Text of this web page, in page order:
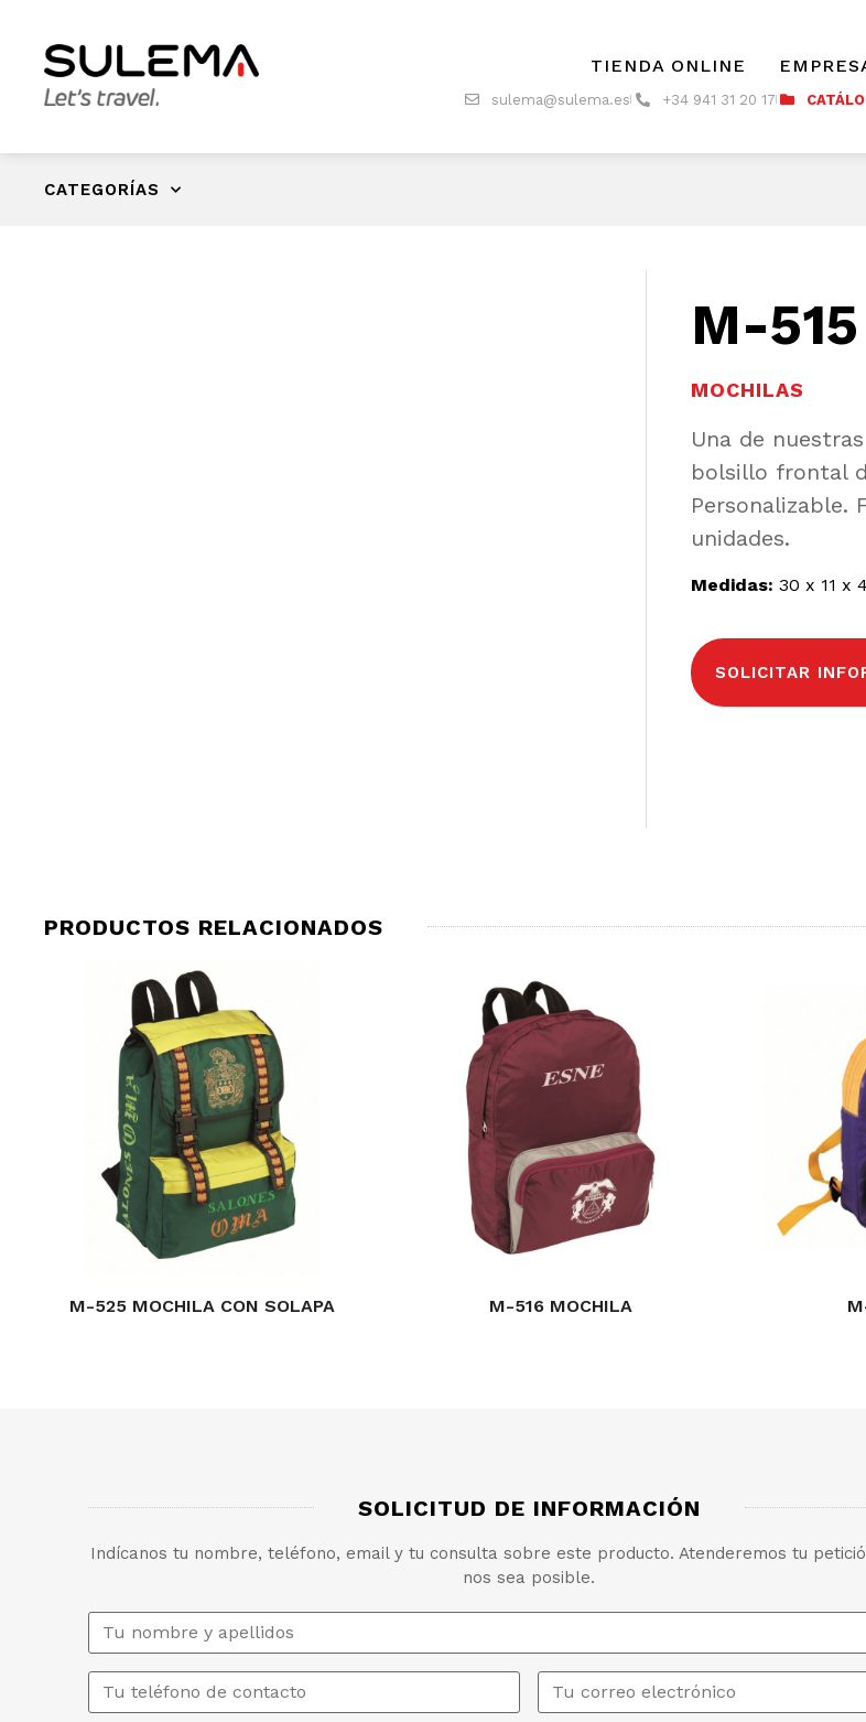
TIENDA ONLINE
sulema@sulema.es +34 941 31 20 17
CATEGORÍAS
M-
MOCHILAS
Una de
bolsillo frontal
Personalizable.
unidades.
Medidas: 30 x 11 x
SOLICITAR
PRODUCTOS RELACIONADOS
M-525 MOCHILA CON SOLAPA M-516 MOCHILA
SOLICITUD DE INFORMACIÓN
Indícanos tu nombre, teléfono, email y tu consulta sobre este producto. Atenderemos tu
nos sea posible.
Nombre
Teléfono Email